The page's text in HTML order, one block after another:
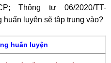
Thông tư 06/2020/TT-
luyện sẽ tập trung vào?
huấn luyện